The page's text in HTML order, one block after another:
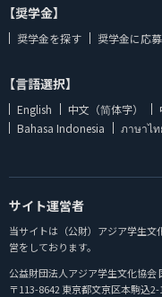
【奨学金】
奨学金を探す 奨学金に応
【言語選択】
English 中文（简体字）
Bahasa Indonesia
ภาษาไท
サイト運営者
当サイトは（公財）アジア学生
営をしております。
公益財団法人アジア学生文化協会
〒113-8642 東京都文京区本駒込2-